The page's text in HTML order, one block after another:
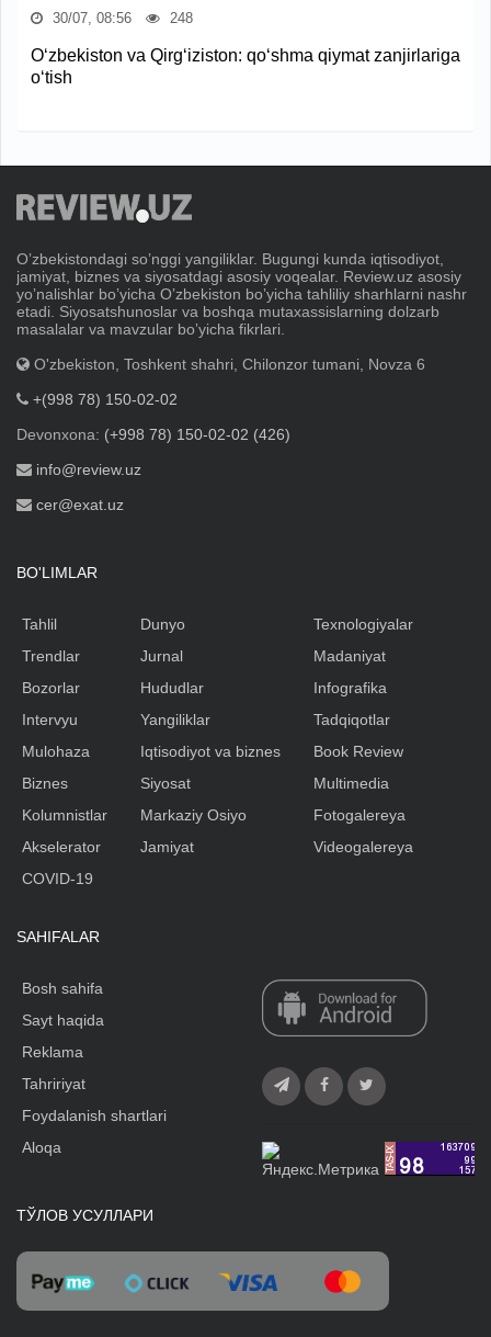
30/07, 08:56 248
O‘zbekiston va Qirg‘iziston: qo‘shma qiymat zanjirlariga
o‘tish
Oʼzbekistondagi soʼnggi yangiliklar. Bugungi kunda iqtisodiyot,
jamiyat, biznes va siyosatdagi asosiy voqealar. Review.uz asosiy
yoʼnalishlar boʼyicha Oʼzbekiston boʼyicha tahliliy sharhlarni nashr
etadi. Siyosatshunoslar va boshqa mutaxassislarning dolzarb
masalalar va mavzular boʼyicha fikrlari.
O'zbekiston, Toshkent shahri, Chilonzor tumani, Novza 6
+(998 78) 150-02-02
Devonxona: (+998 78) 150-02-02 (426)
info@review.uz
cer@exat.uz
BO'LIMLAR
Tahlil
Trendlar
Bozorlar
Intervyu
Mulohaza
Biznes
Kolumnistlar
Akselerator
Dunyo
Jurnal
Hududlar
Yangiliklar
Iqtisodiyot va biznes
Siyosat
Markaziy Osiyo
Jamiyat
Texnologiyalar
Madaniyat
Infografika
Tadqiqotlar
Book Review
Multimedia
Fotogalereya
Videogalereya
COVID-19
SAHIFALAR
Bosh sahifa
Sayt haqida
Reklama
Tahririyat
Foydalanish shartlari
Aloqa
ТЎЛОВ УСУЛЛАРИ